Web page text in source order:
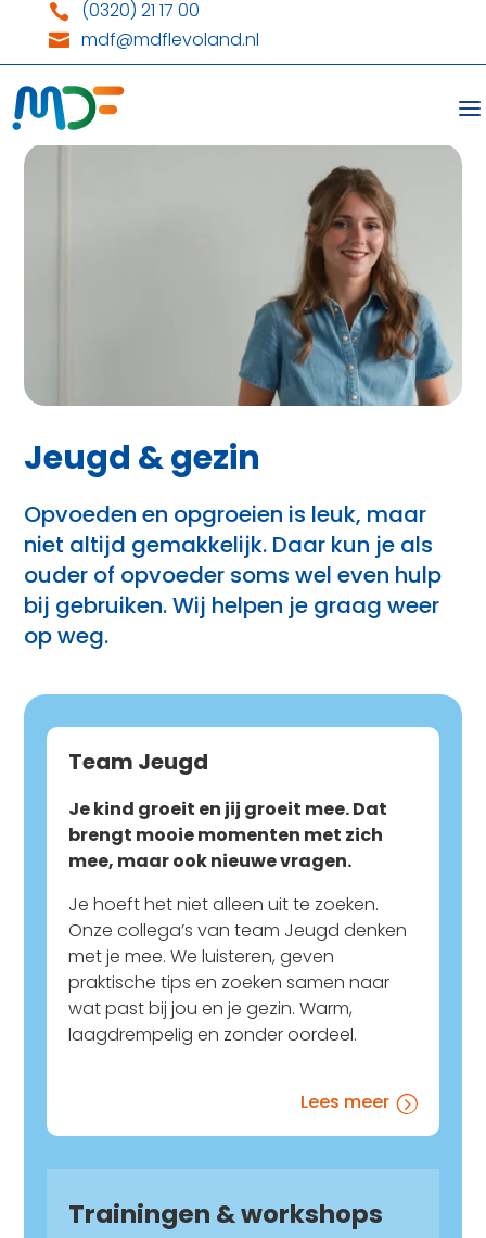
 (0320) 21 17 00
 mdf@mdflevoland.nl
Jeugd & gezin
Opvoeden en opgroeien is leuk, maar
niet altijd gemakkelijk. Daar kun je als
ouder of opvoeder soms wel even hulp
bij gebruiken. Wij helpen je graag weer
op weg.
Team Jeugd
Je kind groeit en jij groeit mee. Dat
brengt mooie momenten met zich
mee, maar ook nieuwe vragen.
Je hoeft het niet alleen uit te zoeken.
Onze collega’s van team Jeugd denken
met je mee. We luisteren, geven
praktische tips en zoeken samen naar
wat past bij jou en je gezin. Warm,
laagdrempelig en zonder oordeel.
=
Lees meer
Trainingen & workshops